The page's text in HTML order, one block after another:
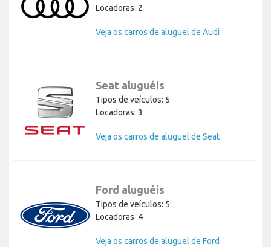
Locadoras: 2
Veja os carros de aluguel de Audi
Seat aluguéis
Tipos de veículos: 5
Locadoras: 3
Veja os carros de aluguel de Seat
Ford aluguéis
Tipos de veículos: 5
Locadoras: 4
Veja os carros de aluguel de Ford